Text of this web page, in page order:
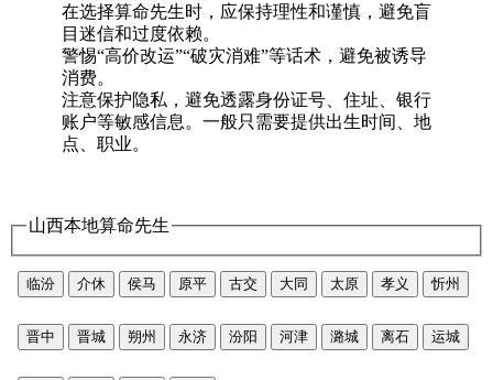
在选择算命先生时，应保持理性和谨慎，避免盲
目迷信和过度依赖。
警惕“高价改运”“破灾消难”等话术，避免被诱导
消费。
注意保护隐私，避免透露身份证号、住址、银行
账户等敏感信息。一般只需要提供出生时间、地
点、职业。
山西本地算命先生
临汾 介休 侯马 原平 古交 大同 太原 孝义 忻州
晋中 晋城 朔州 永济 汾阳 河津 潞城 离石 运城